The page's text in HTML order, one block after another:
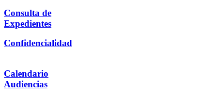
Consulta de
Expedientes
Confidencialidad
Calendario
Audiencias